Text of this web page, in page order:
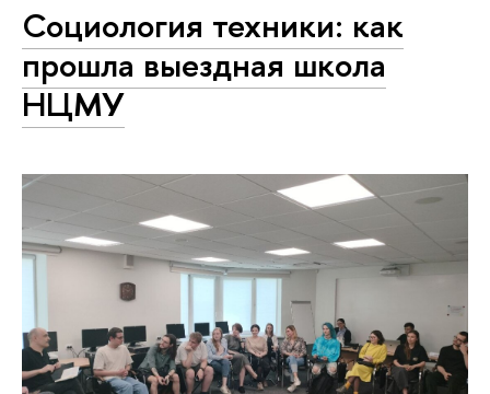
Социология техники: как
прошла выездная школа
НЦМУ